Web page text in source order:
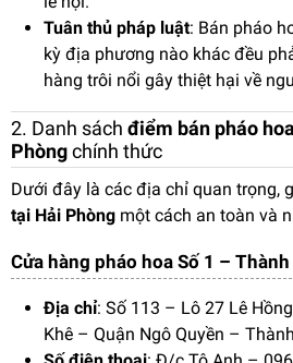
Tuân thủ pháp luật: Bán pháo
kỳ địa phương nào khác đều
hàng trôi nổi gây thiệt hại về
2. Danh sách điểm bán pháo
Phòngchính thức
Dưới đây là các địa chỉ quan trọng,
tại Hải Phòng một cách an toàn và
Cửa hàng pháo hoa Số 1 –
Địa chỉ: Số 113 – Lô 27 Lê
Khê – Quận Ngô Quyền –